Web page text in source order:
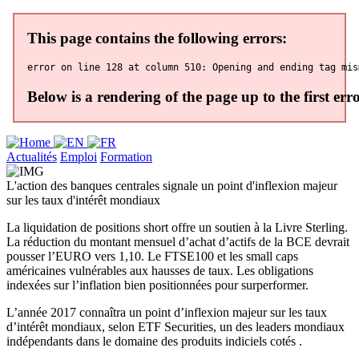
Actualités Emploi Formation
L'action des banques centrales signale un point d'inflexion majeur
sur les taux d'intérêt mondiaux
La liquidation de positions short offre un soutien à la Livre Sterling.
La réduction du montant mensuel d’achat d’actifs de la BCE devrait
pousser l’EURO vers 1,10. Le FTSE100 et les small caps
américaines vulnérables aux hausses de taux. Les obligations
indexées sur l’inflation bien positionnées pour surperformer.
L’année 2017 connaîtra un point d’inflexion majeur sur les taux
d’intérêt mondiaux, selon ETF Securities, un des leaders mondiaux
indépendants dans le domaine des produits indiciels cotés .